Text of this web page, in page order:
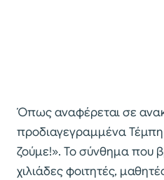
Όπως αναφέρεται σε
προδιαγεγραμμένα Τέμπη
ζούμε!». Το σύνθημα που
χιλιάδες φοιτητές,